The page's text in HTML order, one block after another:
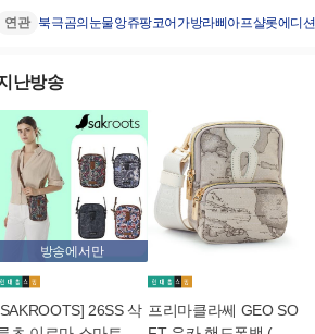
연관 북극곰의눈물앙쥬팡코어가방라삐아프샬롯에디션
난방송
방송에서만
26SS 삭 프리마클라쎄 GEO SO